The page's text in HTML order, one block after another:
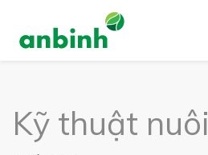
Kỹ thuật nuôi